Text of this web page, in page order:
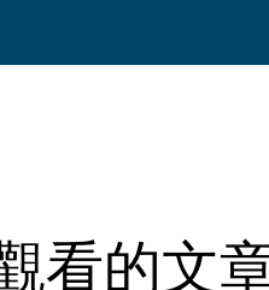
看的文